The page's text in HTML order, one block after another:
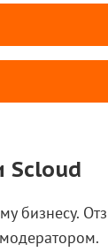
Scloud
бизнесу.